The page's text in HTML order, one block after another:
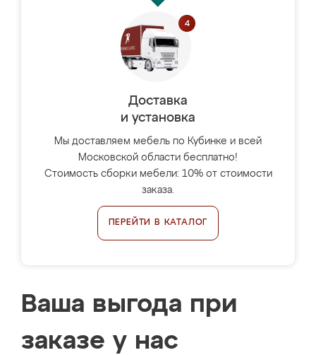
Доставка
и установка
Мы доставляем мебель по Кубинке и всей
Московской области бесплатно!
Стоимость сборки мебели: 10% от стоимости
заказа.
ПЕРЕЙТИ В КАТАЛОГ
Ваша выгода при
заказе у нас